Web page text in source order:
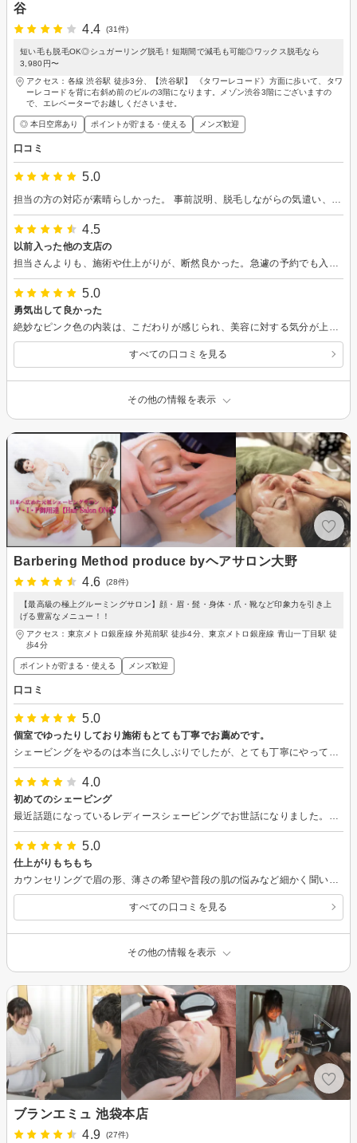
谷
4.4
(31件)
短い毛も脱毛OK◎シュガーリング脱毛！短期間で減毛も可能◎ワックス脱毛なら
3,980円〜
アクセス：各線 渋谷駅 徒歩3分、【渋谷駅】 《タワーレコード》方面に歩いて、タワ
ーレコードを背に右斜め前のビルの3階になります。メゾン渋谷3階にございますの
で、エレベーターでお越しくださいませ。
◎ 本日空席あり ポイントが貯まる・使える メンズ歓迎
口コミ
5.0
4.5
以前入った他の支店の
5.0
勇気出して良かった
すべての口コミを見る
その他の情報を表示
Barbering Method produce byヘアサロン大野
4.6
(28件)
【最高級の極上グルーミングサロン】顔・眉・髭・身体・爪・靴など印象力を引き上
げる豊富なメニュー！！
アクセス：東京メトロ銀座線 外苑前駅 徒歩4分、東京メトロ銀座線 青山一丁目駅 徒
歩4分
ポイントが貯まる・使える メンズ歓迎
口コミ
5.0
個室でゆったりしており施術もとても丁寧でお薦めです。
4.0
初めてのシェービング
5.0
仕上がりもちもち
すべての口コミを見る
その他の情報を表示
ブランエミュ 池袋本店
4.9
(27件)